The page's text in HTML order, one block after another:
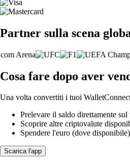
Partner sulla scena
Cosa fare dopo aver
Una volta convertiti i tuoi
Prelevare il saldo direttamente
Scoprire altre criptovalute
Spendere l'euro (dove
Scarica l'app